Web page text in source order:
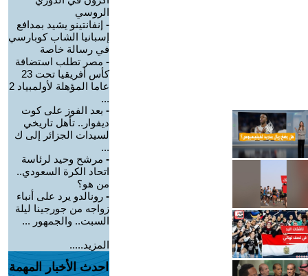
الروسي
- إنفانتينو يشيد بمدافع
إسبانيا الشاب كوبارسي
في رسالة خاصة
- مصر تطلب استضافة
كأس أفريقيا تحت 23
عاما المؤهلة لأولمبياد 2
...
- بعد الفوز على كوت
ديفوار.. تأهل تاريخي
لسيدات الجزائر إلى ك
...
- مرشح وحيد لرئاسة
اتحاد الكرة السعودي..
من هو؟
- رونالدو يرد على أنباء
زواجه من جورجينا ليلة
السبت.. والجمهور ...
المزيد.....
احدث الأخبار المهمة